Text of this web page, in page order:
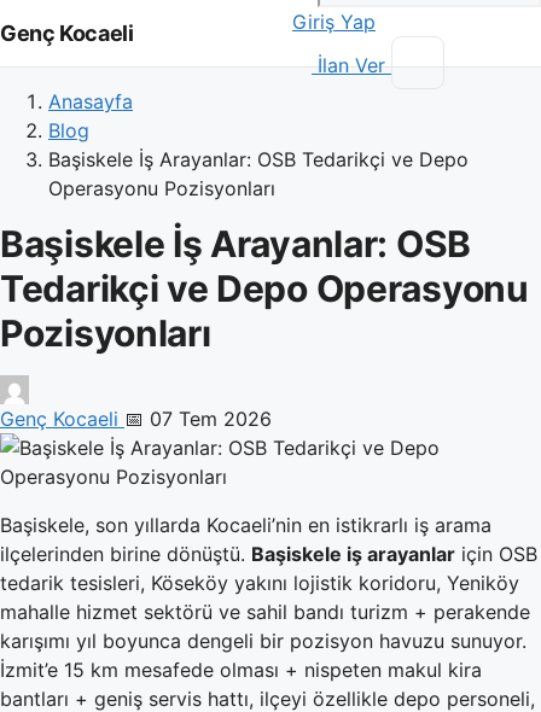
Genç Kocaeli
Giriş Yap
İlan Ver
Anasayfa
Blog
Başiskele İş Arayanlar: OSB Tedarikçi ve Depo
Operasyonu Pozisyonları
Başiskele İş Arayanlar: OSB
Tedarikçi ve Depo Operasyonu
Pozisyonları
Genç Kocaeli 📅 07 Tem 2026
Başiskele, son yıllarda Kocaeli’nin en istikrarlı iş arama
ilçelerinden birine dönüştü. Başiskele iş arayanlar için OSB
tedarik tesisleri, Köseköy yakını lojistik koridoru, Yeniköy
mahalle hizmet sektörü ve sahil bandı turizm + perakende
karışımı yıl boyunca dengeli bir pozisyon havuzu sunuyor.
İzmit’e 15 km mesafede olması + nispeten makul kira
bantları + geniş servis hattı, ilçeyi özellikle depo personeli,